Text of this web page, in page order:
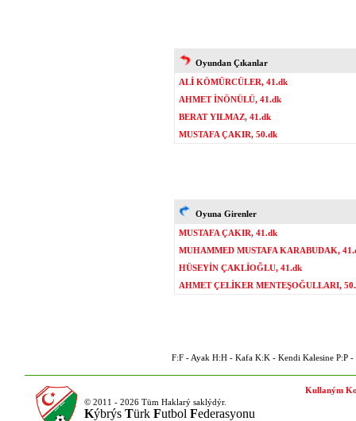
Oyundan Çıkanlar
ALİ KÖMÜRCÜLER, 41.dk
AHMET İNÖNÜLÜ, 41.dk
BERAT YILMAZ, 41.dk
MUSTAFA ÇAKIR, 50.dk
Oyuna Girenler
MUSTAFA ÇAKIR, 41.dk
MUHAMMED MUSTAFA KARABUDAK,
HÜSEYİN ÇAKLİOĞLU, 41.dk
AHMET ÇELİKER MENTEŞOĞULLARI,
F:F - Ayak H:H - Kafa K:K - Kendi Kalesine P:P -
© 2011 - 2026 Tüm Haklarý saklýdýr.
Kýbrýs Türk Futbol Federasyonu
Kullaným